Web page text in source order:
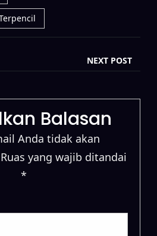
NEXT POST
Balasan
Anda tidak akan
Ruas yang wajib ditandai
*